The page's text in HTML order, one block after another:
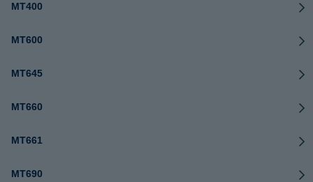
MT400
MT600
MT645
MT660
MT661
MT690